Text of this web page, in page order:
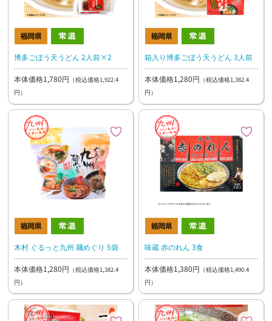
博多ごぼう天うどん 2人前×2
本体価格1,780円 （税込価格1,922.4
円）
箱入り博多ごぼう天うどん 3人前
本体価格1,280円 （税込価格1,382.4
円）
木村 ぐるっと九州 麺めぐり 5袋
本体価格1,280円 （税込価格1,382.4
円）
味蔵 赤のれん 3食
本体価格1,380円 （税込価格1,490.4
円）